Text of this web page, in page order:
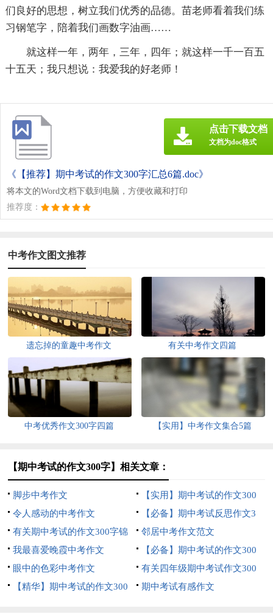
们良好的思想，树立我们优秀的品德。苗老师看着我们练
习钢笔字，陪着我们画数字油画……
就这样一年，两年，三年，四年；就这样一千一百五
十五天；我只想说：我爱我的好老师！
《【推荐】期中考试的作文300字汇总6篇.doc》
将本文的Word文档下载到电脑，方便收藏和打印
推荐度：
点击下载文档
文档为doc格式
中考作文图文推荐
遗忘掉的童趣中考作文 有关中考作文四篇
中考优秀作文300字四篇 【实用】中考作文集合5篇
【期中考试的作文300字】相关文章：
脚步中考作文
【实用】期中考试的作文300
字集合五篇
令人感动的中考作文
【必备】期中考试反思作文3
篇
有关期中考试的作文300字锦
集七篇
邻居中考作文范文
我最喜爱晚霞中考作文
【必备】期中考试的作文300
字集合六篇
眼中的色彩中考作文
有关四年级期中考试作文300
字合集6篇
【精华】期中考试的作文300
期中考试有感作文